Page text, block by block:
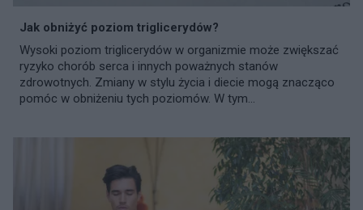
Jak obniżyć poziom triglicerydów?
Wysoki poziom triglicerydów w organizmie może zwiększać
ryzyko chorób serca i innych poważnych stanów
zdrowotnych. Zmiany w stylu życia i diecie mogą znacząco
pomóc w obniżeniu tych poziomów. W tym...